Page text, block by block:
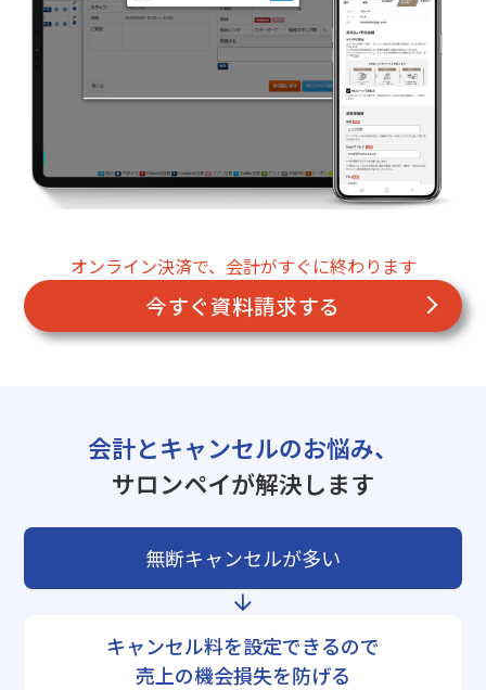
オンライン決済で、会計がすぐに終わります
今すぐ資料請求する
会計とキャンセルのお悩み、
サロンペイが解決します
無断キャンセルが多い
キャンセル料を設定できるので
売上の機会損失を防げる